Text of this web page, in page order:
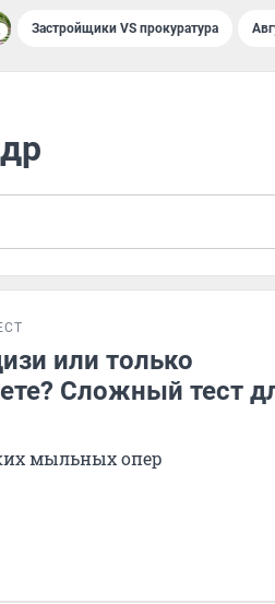
Застройщики VS прокуратура
или только
Сложный тест
мыльных опер